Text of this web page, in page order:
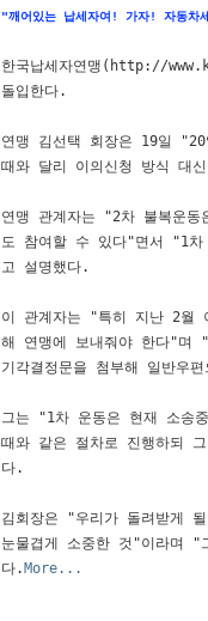
"깨어있는 납세자여! 가자! 자동차
한국납세자연맹(http://
돌입한다.
연맹 김선택 회장은 19일
때와 달리 이의신청 방식 대
연맹 관계자는 "2차 불복운
도 참여할 수 있다"면서 "1차
고 설명했다.
이 관계자는 "특히 지난 2월
해 연맹에 보내줘야 한다"며
기각결정문을 첨부해 일반우
그는 "1차 운동은 현재 소송
때와 같은 절차로 진행하되
다.
김회장은 "우리가 돌려받게
눈물겹게 소중한 것"이라며 "
다. More...